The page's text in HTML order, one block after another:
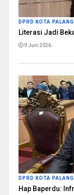
DPRD KOTA
Literasi Jadi
9 Juni 2026
DPRD KOTA
Hap Baperdu: